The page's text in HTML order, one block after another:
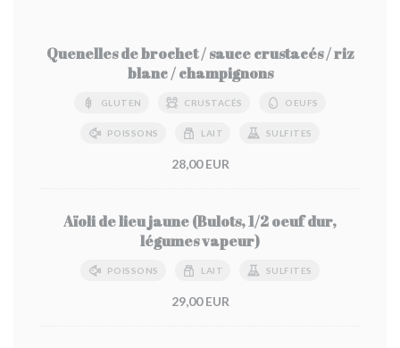
Quenelles de brochet / sauce crustacés / riz
blanc / champignons
GLUTEN CRUSTACÉS OEUFS
POISSONS LAIT SULFITES
28,00 EUR
Aïoli de lieu jaune (Bulots, 1/2 oeuf dur,
légumes vapeur)
POISSONS LAIT SULFITES
29,00 EUR